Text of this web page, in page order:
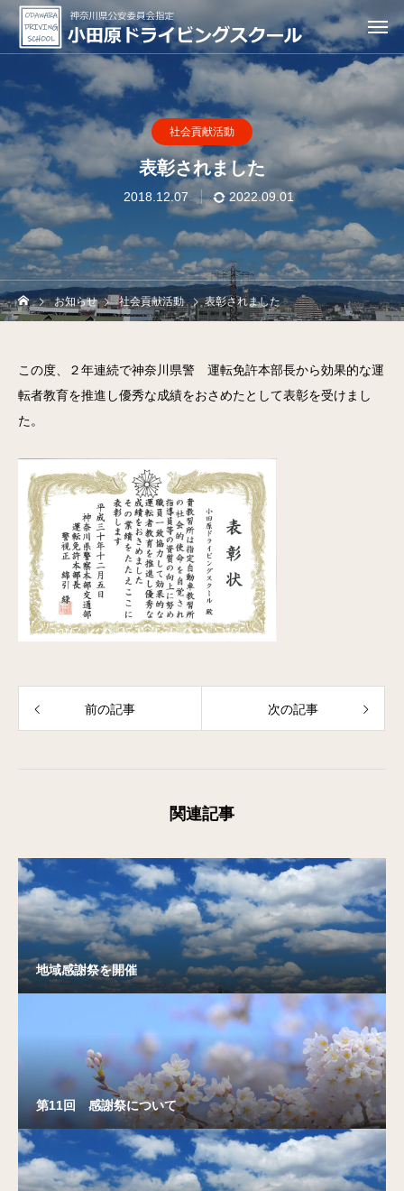
社会貢献活動
表彰されました
2018.12.07 2022.09.01
お知らせ 社会貢献活動 表彰されました
この度、２年連続で神奈川県警 運転免許本部長から効果的な運
転者教育を推進し優秀な成績をおさめたとして表彰を受けまし
た。
前の記事 次の記事
関連記事
地域感謝祭を開催
第11回 感謝祭について